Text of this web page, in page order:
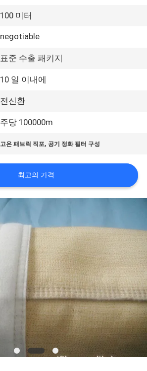
100 미터
negotiable
표준 수출 패키지
10 일 이내에
전신환
주당 100000m
고온 패브릭 직포, 공기 정화 필터 구성
최고의 가격